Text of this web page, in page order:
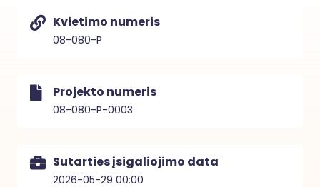
Kvietimo numeris
08-080-P
Projekto numeris
08-080-P-0003
Sutarties įsigaliojimo data
2026-05-29 00:00